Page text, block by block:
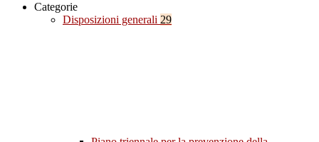
Categorie
Disposizioni generali 29